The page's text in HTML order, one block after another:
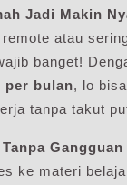
Jadi Makin
atau
banget!
per bulan, lo
tanpa takut
Gangguan
ke materi